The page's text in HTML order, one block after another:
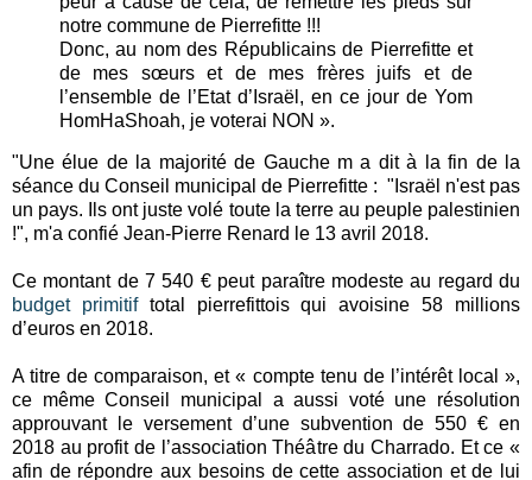
notre commune de Pierrefitte !!!
Donc, au nom des Républicains de Pierrefitte et
de mes sœurs et de mes frères juifs et de
l’ensemble de l’Etat d’Israël, en ce jour de Yom
HomHaShoah, je voterai NON ».
"Une élue de la majorité de Gauche m a dit à la fin de la
séance du Conseil municipal de Pierrefitte : "Israël n'est pas
un pays. Ils ont juste volé toute la terre au peuple palestinien
!", m'a confié Jean-Pierre Renard le 13 avril 2018.
Ce montant de 7 540 € peut paraître modeste au regard du
budget primitiftotal pierrefittois qui avoisine 58 millions
d’euros en 2018.
A titre de comparaison, et « compte tenu de l’intérêt local »,
ce même Conseil municipal a aussi voté une résolution
approuvant le versement d’une subvention de 550 € en
2018 au profit de l’association Théâtre du Charrado. Et ce «
afin de répondre aux besoins de cette association et de lui